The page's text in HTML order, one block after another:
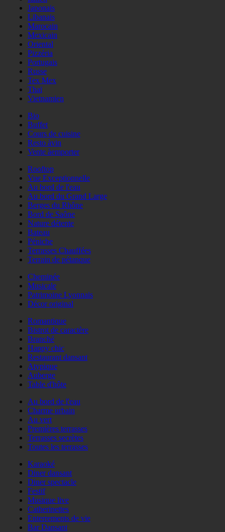
Japonais
Libanais
Marocain
Mexicain
Oriental
Pizzéria
Portugais
Russe
Tex Mex
Thaï
Vietnamien
Bio
Buffet
Cours de cuisine
Resto àvin
Vente àemporter
Rooftop
Vue Exceptionnelle
Au bord de l'eau
Au bord du Grand Large
Berges du Rhône
Bord de Saône
Nature détente
Bateau
Péniche
Terrasses Chauffées
Terrain de pétanque
Cheminée
Musicale
Patrimoine Lyonnais
Décor original
Romantique
Bistrot de caractère
Branché
Happy chic
Restaurant dansant
Atypique
Auberge
Table d'hôte
Au bord de l'eau
Charme urbain
Au vert
Premières terrasses
Terrasses secrètes
Toutes les terrasses
Karaoké
Diner dansant
Diner spectacle
Festif
Musique live
Catherinettes
Enterrements de vie
Bar Dansant